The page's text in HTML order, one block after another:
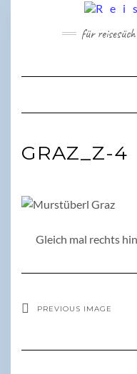
für
GRAZ_Z-4
Gleich mal rechts
PREVIOUS IMAGE